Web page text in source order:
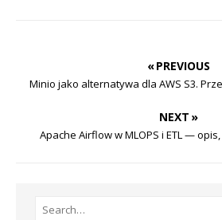
« PREVIOUS
Minio jako alternatywa dla AWS S3.
NEXT »
Apache Airflow w MLOPS i ETL —